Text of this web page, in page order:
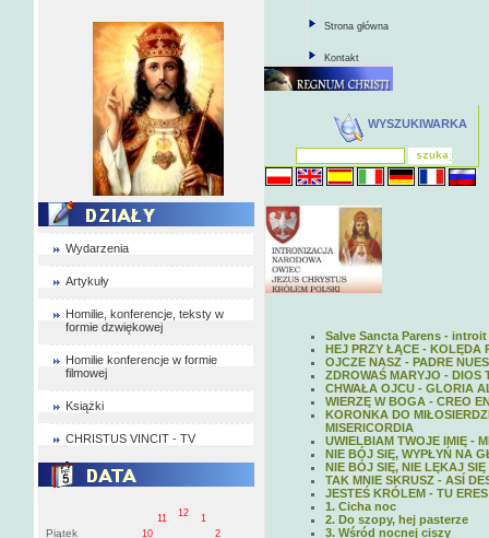
Wydarzenia
Artykuły
Homilie, konferencje, teksty w
formie dzwiękowej
Homilie konferencje w formie
filmowej
Książki
CHRISTUS VINCIT - TV
Piątek
1
2
10
11
12
Strona główna
Kontakt
WYSZUKIWARKA
Salve Sancta Parens - introit
HEJ PRZY ŁĄCE - KOLĘDA
OJCZE NASZ - PADRE
ZDROWAŚ MARYJO - DIOS
CHWAŁA OJCU - GLORIA
WIERZĘ W BOGA - CREO
KORONKA DO
MISERICORDIA
UWIELBIAM TWOJE IMIĘ -
NIE BÓJ SIĘ, WYPŁYŃ NA
NIE BÓJ SIĘ, NIE LĘKAJ
TAK MNIE SKRUSZ - ASÍ
JESTEŚ KRÓLEM - TU
1. Cicha noc
2. Do szopy, hej pasterze
3. Wśród nocnej ciszy